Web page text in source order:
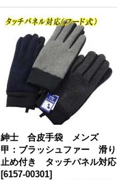
紳士 合皮手袋 メンズ
甲：ブラッシュファー 滑り
止め付き タッチパネル対応
[6157-00301]